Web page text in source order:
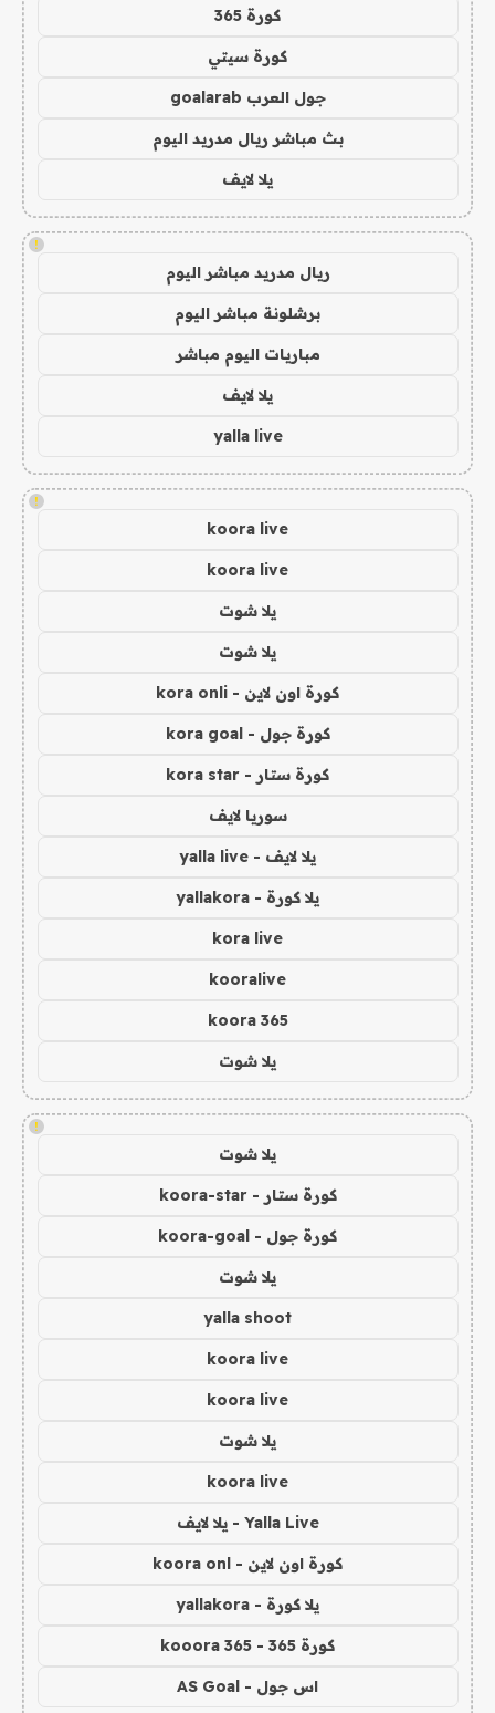
كورة 365
كورة سيتي
جول العرب goalarab
بث مباشر ريال مدريد اليوم
يلا لايف
!
ريال مدريد مباشر اليوم
برشلونة مباشر اليوم
مباريات اليوم مباشر
يلا لايف
yalla live
!
koora live
koora live
يلا شوت
يلا شوت
كورة اون لاين - kora onli
كورة جول - kora goal
كورة ستار - kora star
سوريا لايف
يلا لايف - yalla live
يلا كورة - yallakora
kora live
kooralive
koora 365
يلا شوت
!
يلا شوت
كورة ستار - koora-star
كورة جول - koora-goal
يلا شوت
yalla shoot
koora live
koora live
يلا شوت
koora live
Yalla Live - يلا لايف
كورة اون لاين - koora onl
يلا كورة - yallakora
كورة 365 - kooora 365
اس جول - AS Goal